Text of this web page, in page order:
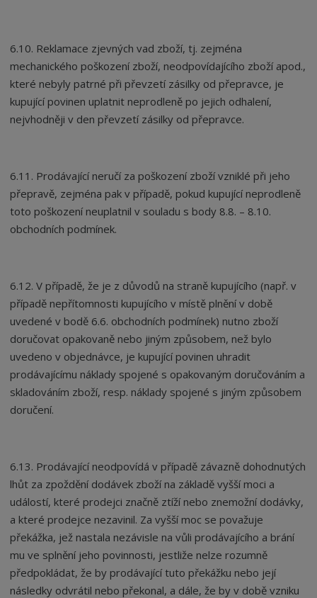
6.10. Reklamace zjevných vad zboží, tj. zejména
mechanického poškození zboží, neodpovídajícího zboží apod.,
které nebyly patrné při převzetí zásilky od přepravce, je
kupující povinen uplatnit neprodleně po jejich odhalení,
nejvhodněji v den převzetí zásilky od přepravce.
6.11. Prodávající neručí za poškození zboží vzniklé při jeho
přepravě, zejména pak v případě, pokud kupující neprodleně
toto poškození neuplatnil v souladu s body 8.8. – 8.10.
obchodních podmínek.
6.12. V případě, že je z důvodů na straně kupujícího (např. v
případě nepřítomnosti kupujícího v místě plnění v době
uvedené v bodě 6.6. obchodních podmínek) nutno zboží
doručovat opakovaně nebo jiným způsobem, než bylo
uvedeno v objednávce, je kupující povinen uhradit
prodávajícímu náklady spojené s opakovaným doručováním a
skladováním zboží, resp. náklady spojené s jiným způsobem
doručení.
6.13. Prodávající neodpovídá v případě závazně dohodnutých
lhůt za zpoždění dodávek zboží na základě vyšší moci a
událostí, které prodejci značně ztíží nebo znemožní dodávky,
a které prodejce nezavinil. Za vyšší moc se považuje
překážka, jež nastala nezávisle na vůli prodávajícího a brání
mu ve splnění jeho povinnosti, jestliže nelze rozumně
předpokládat, že by prodávající tuto překážku nebo její
následky odvrátil nebo překonal, a dále, že by v době vzniku